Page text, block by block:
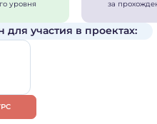
уровня за
для участия в проектах: